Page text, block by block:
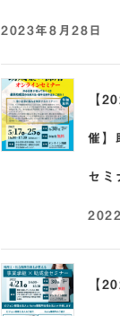
2023年8月28日
【
催】
セミ
【